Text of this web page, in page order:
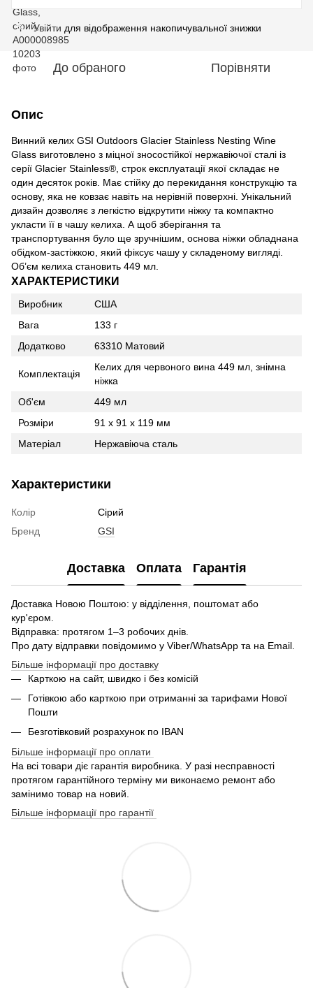
% Увійти для відображення накопичувальної знижки
До обраного Порівняти
Опис
Винний келих GSI Outdoors Glacier Stainless Nesting Wine
Glass виготовлено з міцної зносостійкої нержавіючої сталі із
серії Glacier Stainless®, строк експлуатації якої складає не
один десяток років. Має стійку до перекидання конструкцію та
основу, яка не ковзає навіть на нерівній поверхні. Унікальний
дизайн дозволяє з легкістю відкрутити ніжку та компактно
укласти її в чашу келиха. А щоб зберігання та
транспортування було ще зручнішим, основа ніжки обладнана
обідком-застіжкою, який фіксує чашу у складеному вигляді.
Об’єм келиха становить 449 мл.
ХАРАКТЕРИСТИКИ
Виробник
США
Вага
133 г
Додатково
63310 Матовий
Комплектація
Келих для червоного вина 449 мл, знімна
ніжка
Об'єм
449 мл
Розміри
91 x 91 x 119 мм
Матеріал
Нержавіюча сталь
Характеристики
Колір
Сірий
Бренд
GSI
Доставка Оплата Гарантія
Доставка Новою Поштою: у відділення, поштомат або
кур'єром.
Відправка: протягом 1–3 робочих днів.
Про дату відправки повідомимо у Viber/WhatsApp та на Email.
Більше інформації про доставку
Карткою на сайт, швидко і без комісій
Готівкою або карткою при отриманні за тарифами Нової
Пошти
Безготівковий розрахунок по IBAN
Більше інформації про оплати
На всі товари діє гарантія виробника. У разі несправності
протягом гарантійного терміну ми виконаємо ремонт або
замінимо товар на новий.
Більше інформації про гарантії